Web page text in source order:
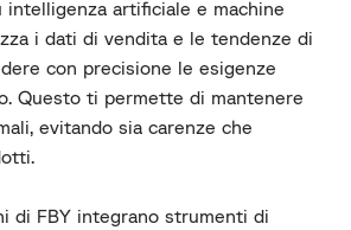
intelligenza artificiale e machine
i dati di vendita e le tendenze di
con precisione le esigenze
Questo ti permette di mantenere
evitando sia carenze che
di FBY integrano strumenti di